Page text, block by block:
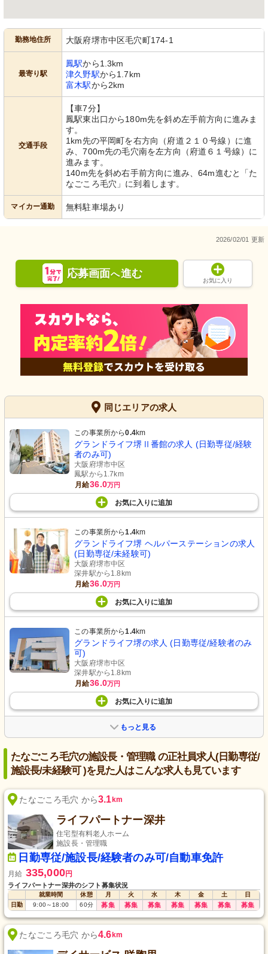
木製の家具が心温まる共有スペース、
利用者がくつろぐ姿が見えます。
ゆったりとしたソファが置かれ、窓か
い空間です。
快適な介助が行えるよう設計された浴
アクアテラリウム
勤務地住所 大阪府堺市中区毛穴町174-1
最寄り駅
鳳駅から1.3km
津久野駅から1.7km
富木駅から2km
交通手段
【車7分】
鳳駅東出口から180m先を斜め左手前方向に進みま
す。
1km先の平岡町を右方向（府道２１０号線）に進
み、700m先の毛穴南を左方向（府道６１号線）に
進みます。
140m先を斜め右手前方向に進み、64m進むと「た
なごころ毛穴」に到着します。
マイカー通勤 無料駐車場あり
2026/02/01 更新
応募画面へ進む
お気に入り
同じエリアの求人
この事業所から0.4km
グランドライフ堺Ⅱ番館の求人 (日勤専従/経験
者のみ可)
大阪府堺市中区
鳳駅から1.7km
月給36.0万円
お気に入り に追加
この事業所から1.4km
グランドライフ堺 ヘルパーステーションの求人
(日勤専従/未経験可)
大阪府堺市中区
深井駅から1.8km
月給36.0万円
お気に入り に追加
この事業所から1.4km
グランドライフ堺の求人 (日勤専従/経験者のみ
可)
大阪府堺市中区
深井駅から1.8km
月給36.0万円
お気に入り に追加
もっと見る
たなごころ毛穴の施設長・管理職 の正社員求人(日勤専従/
施設長/未経験可 )を見た人はこんな求人も見ています
たなごころ毛穴 から3.1km
ライフパートナー深井
住宅型有料老人ホーム
施設長・管理職
日勤専従/施設長/経験者のみ可/自動車免許
月給 335,000円
ライフパートナー深井のシフト募集状況
就業時間 休憩 月 火 水 木 金 土
日
日勤
9:00～ 18:00 60分 募集 募集 募集 募集 募集 募集 募集
たなごころ毛穴 から4.6km